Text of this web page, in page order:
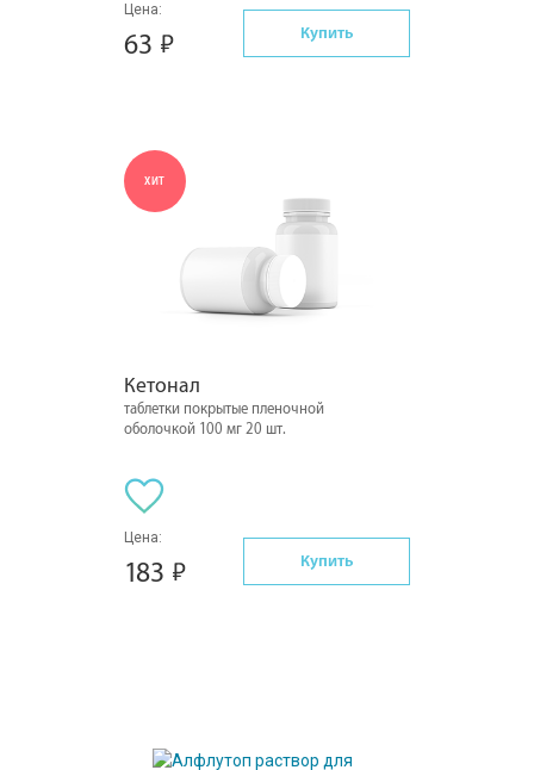
Цена:
63 Купить
ХИТ
Кетонал
таблетки покрытые пленочной
оболочкой 100 мг 20 шт.
Цена:
183 Купить